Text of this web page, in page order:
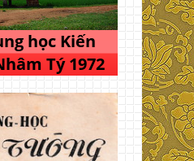
học Kiến
Tý 1972